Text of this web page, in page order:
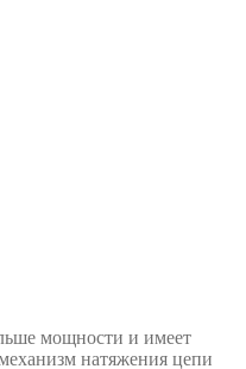
мощности и имеет
натяжения цепи